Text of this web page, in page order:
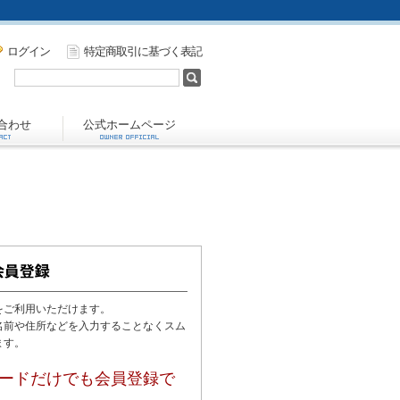
ログイン 特定商取引に基づく表記
わせ 公式ホームページ
利用いただけます。
や住所などを入力することなくスム
。
ドだけでも会員登録で